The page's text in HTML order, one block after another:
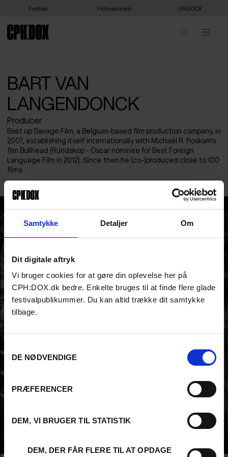
Samtykke Detaljer Om
Dit digitale aftryk
Vi bruger cookies for at gøre din oplevelse her på
CPH:DOX.dk bedre. Enkelte bruges til at finde flere glade
festivalpublikummer. Du kan altid trække dit samtykke
tilbage.
DE NØDVENDIGE
PRÆFERENCER
DEM, VI BRUGER TIL STATISTIK
DEM, DER FÅR FLERE TIL AT OPDAGE
Festival Professionals UNG:DOX
BART VAN
LANGENDONCK
Producer
Bset up Savage Film, a Belgium-based film production company, in
2007, establishing itself internationally with Michaël R. Roskam's
film Bullhead (Rundskop - Oscar nominee for Best Foreign
Language Film in 2012). Since then he (co-)produced close to 100
films.